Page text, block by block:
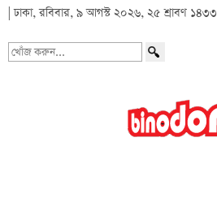
| ঢাকা, রবিবার, ৯ আগস্ট ২০২৬, ২৫ শ্রাবণ ১৪৩৩
খোঁজ